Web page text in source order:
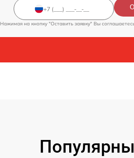
Нажимая на кнопку "Оставить заявку" Вы